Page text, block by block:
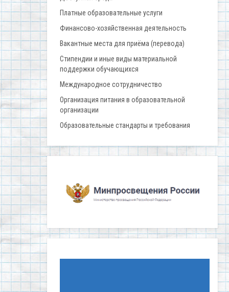
Платные образовательные услуги
Финансово-хозяйственная деятельность
Вакантные места для приёма (перевода)
Стипендии и иные виды материальной
поддержки обучающихся
Международное сотрудничество
Организация питания в образовательной
организации
Образовательные стандарты и требования